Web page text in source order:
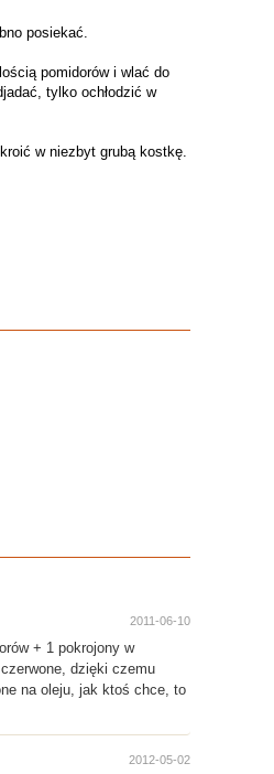
posiekać.
pomidorów i wlać do
tylko ochłodzić w
w niezbyt grubą kostkę.
2011-06-10
+ 1 pokrojony w
dzięki czemu
na oleju, jak ktoś chce, to
2012-05-02